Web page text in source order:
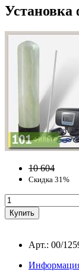
Установка
10 604
Скидка 31%
Арт.: 00/